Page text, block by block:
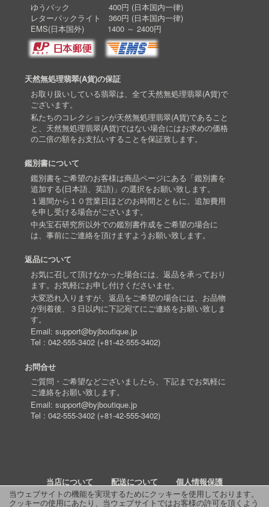
当ウェブサイトの機能を実現するためにクッキーを使用しております。
クッキーの使用にあたり、当ウェブサイトではお客様の許可を頂くよう
ゆうパック 400円 (日本国内一律)
レターパックライト 360円 (日本国内一律)
EMS(日本国外) 1400 ～ 2400円
天然無処理翡翠(A貨)の保証
お取り扱いしている翡翠は、全て天然無処理翡翠(A貨)で
ございます。
私たちのコレクションが天然無処理翡翠(A貨)であること
と、天然無処理翡翠(A貨)ではない場合にはお求めの価格
の二倍の額をお支払いすることを保証致します。
鑑別書について
鑑別書をご希望のお客様は商品ページにある「鑑別書を
追加する(日本語、英語)」の選択をお願い致します。
１週間から１０営業日ほどのお時間とともに、追加費用
を申し受ける場合がございます。
中央宝石研究所以外での鑑別書作成をご希望の場合に
は、事前にご連絡を頂けますようお願い致します。
返品について
お気に召して頂けなかった場合には、返品を承っており
ます。お気軽にお申し付けくださいませ。
大変恐れ入りますが、返品をご希望の場合には、お品物
が到着後、３日以内に下記宛てにご連絡をお願い致しま
す。
Email: support@byjboutique.jp
Tel : 042-555-3402(+81-42-555-3402)
お問合せ
ご質問・ご希望などございましたら、下記までお気軽に
ご連絡をお願い致します。
Email: support@byjboutique.jp
Tel : 042-555-3402(+81-42-555-3402)
当店について 配送について
個人情報保護
詳細検索
よくあるご質問 お問い合わせ RSS